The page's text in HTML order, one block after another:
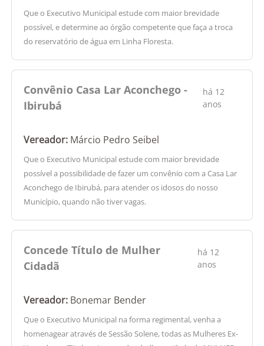
Que o Executivo Municipal estude com maior brevidade
possível, e determine ao órgão competente que faça a troca
do reservatório de água em Linha Floresta.
Convênio Casa Lar Aconchego -
Ibirubá
há 12
anos
Vereador: Márcio Pedro Seibel
Que o Executivo Municipal estude com maior brevidade
possível a possibilidade de fazer um convênio com a Casa Lar
Aconchego de Ibirubá, para atender os idosos do nosso
Município, quando não tiver vagas.
Concede Título de Mulher
Cidadã
há 12
anos
Vereador: Bonemar Bender
Que o Executivo Municipal na forma regimental, venha a
homenagear através de Sessão Solene, todas as Mulheres Ex-